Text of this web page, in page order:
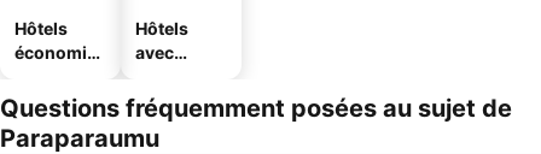
Hôtels
économiq
Hôtels
avec
Questions fréquemment posées au sujet de
Paraparaumu